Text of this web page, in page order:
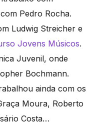
Pedro Rocha.
Ludwig Streicher e
Jovens Músicos.
Juvenil, onde
Bochmann.
ainda com os
Moura, Roberto
Costa…